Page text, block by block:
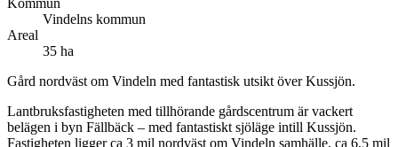
Vindelns kommun
Areal
35 ha
Gård nordväst om Vindeln med fantastisk utsikt över Kussjön.
Lantbruksfastigheten med tillhörande gårdscentrum är vackert
belägen i byn Fällbäck – med fantastiskt sjöläge intill Kussjön.
Fastigheten ligger ca 3 mil nordväst om Vindeln samhälle, ca 6,5 mil